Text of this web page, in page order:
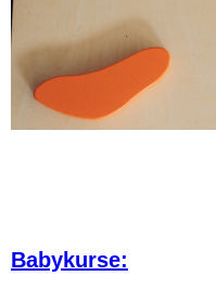
Babykurse: